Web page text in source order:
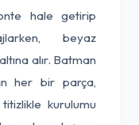
hale getirip
beyaz
alır. Batman
her bir parça,
kurulumu